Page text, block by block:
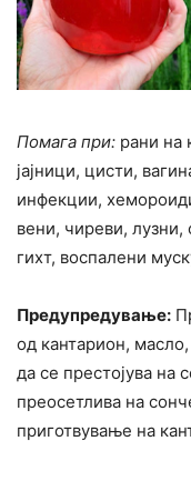
Помага при: рани на
јајници, цисти,
инфекции,
вени, чиреви,
гихт, воспалени
Предупредување:
од кантарион,
да се престојува на
преосетлива на
приготвување на